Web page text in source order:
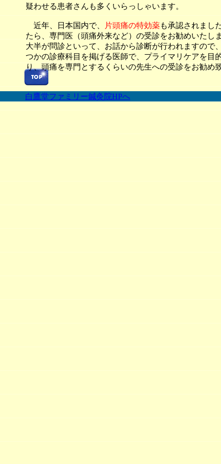
白鷹堂ファミリー鍼灸院HPへ
疑わせる患者さんも多くいらっしゃいます。
近年、日本国内で、 片頭痛の特効薬も承認されまし
たら、専門医（頭痛外来など）の受診をお勧めいたし
大半が問診といって、お話から診断が行われますので
つかの診療科目を掲げる医師で、プライマリケアを目
り、頭痛を専門とするくらいの先生への受診をお勧め